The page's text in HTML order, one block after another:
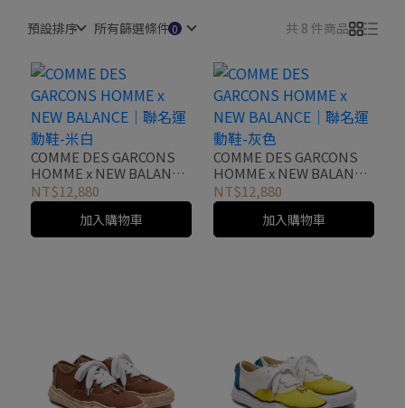
預設排序 所有篩選條件 共 8 件商品
COMME DES GARCONS
HOMME x NEW BALANCE
｜聯名運動鞋-米白
NT$12,880
加入購物車
COMME DES GARCONS
HOMME x NEW BALANCE
｜聯名運動鞋-灰色
NT$12,880
加入購物車